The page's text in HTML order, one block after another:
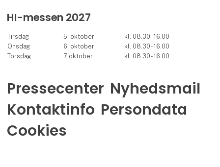
HI-messen 2027
Tirsdag 5. oktober
kl. 08.30 - 16.00
Onsdag
6. oktober
kl. 08.30 - 16.00
Torsdag
7. oktober kl. 08.30 - 16.00
Pressecenter Nyhedsmail
Kontaktinfo Persondata
Cookies